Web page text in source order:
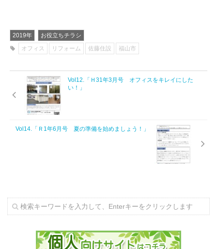
2019年
お役立ちチラシ
オフィス
リフォーム 佐藤住設 福山市
Vol12.「Ｈ31年3月号 オフィスをキレイにした
い！」
Vol14.「Ｒ1年6月号 夏の準備を始めましょう！」